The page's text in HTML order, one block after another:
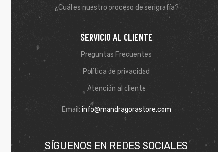
¿Cuál es nuestro proceso de serigrafía?
SERVICIO AL CLIENTE
Preguntas Frecuentes
Política de privacidad
Atención al cliente
Email: info@mandragorastore.com
SÍGUENOS EN REDES SOCIALES